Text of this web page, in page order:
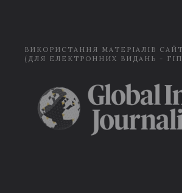
ВИКОРИСТАННЯ МАТЕРІАЛІВ
(ДЛЯ ЕЛЕКТРОННИХ ВИДАНЬ -